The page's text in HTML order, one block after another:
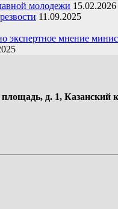
молодежи 15.02.2026
11.09.2025
экспертное мнение
д. 1, Казанский